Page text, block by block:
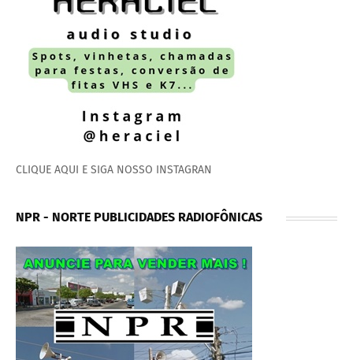
CLIQUE AQUI E SIGA NOSSO INSTAGRAN
NPR - NORTE PUBLICIDADES RADIOFÔNICAS